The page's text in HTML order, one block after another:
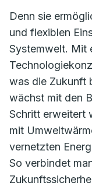
Denn sie
und flexiblen
Systemwelt. Mit
was die Zukunft
wächst mit den
Schritt erweitert
mit
vernetzten
So verbindet